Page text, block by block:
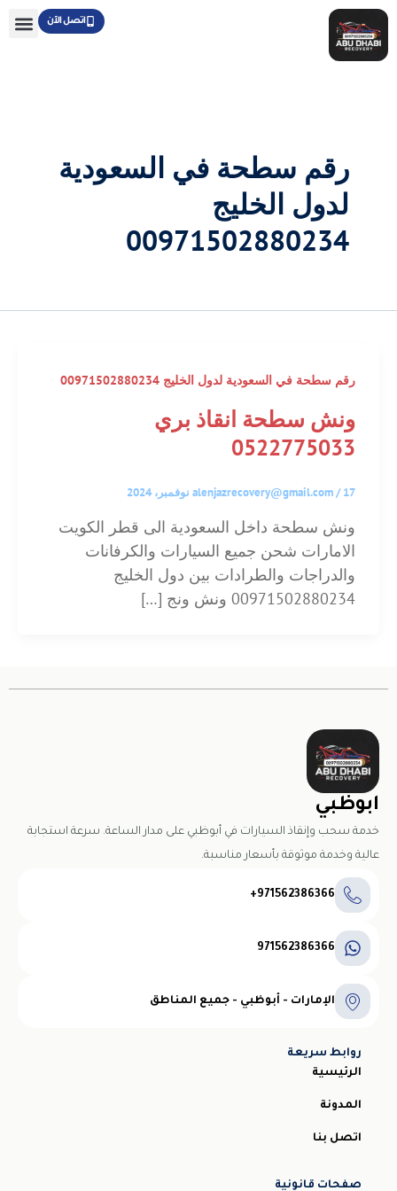
تخطي
إلى
المحتوى
اتصل الآن
رقم سطحة في السعودية
لدول الخليج
00971502880234
رقم سطحة في السعودية لدول الخليج 00971502880234
ونش سطحة انقاذ بري
0522775033
alenjazrecovery@gmail.com/17 نوفمبر، 2024
ونش سطحة داخل السعودية الى قطر الكويت
الامارات شحن جميع السيارات والكرفانات
والدراجات والطرادات بين دول الخليج
00971502880234 ونش ونج […]
ابوظبي
خدمة سحب وإنقاذ السيارات في أبوظبي على مدار الساعة. سرعة استجابة
عالية وخدمة موثوقة بأسعار مناسبة.
971562386366+
971562386366
الإمارات - أبوظبي - جميع المناطق
روابط سريعة
الرئيسية
المدونة
اتصل بنا
صفحات قانونية